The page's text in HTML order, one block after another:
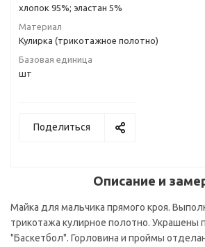
хлопок 95%; эластан 5%
Материал
Кулирка (трикотажное полотно)
Базовая единица
шт
Поделиться
Описание и
Майка для мальчика прямого кроя.
трикотажа кулирное полотно. Украшены
"Баскетбол". Горловина и проймы